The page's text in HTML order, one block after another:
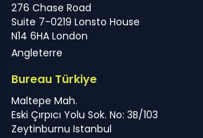
276 Chase Road
Suite 7-0219 Lonsto House
N14 6HA London
Angleterre
Bureau Türkiye
Maltepe Mah.
Eski Çırpıcı Yolu Sok. No: 3B/103
Zeytinburnu Istanbul